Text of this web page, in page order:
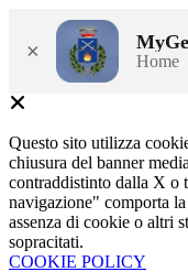
× Home
Questo sito utilizza
chiusura del banner
contraddistinto dalla X o
navigazione" comporta
assenza di cookie o altri
sopracitati.
COOKIE POLICY